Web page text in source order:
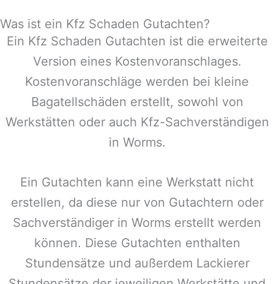
Was ist ein Kfz Schaden Gutachten?
Ein Kfz Schaden Gutachten ist die erweiterte
Version eines Kostenvoranschlages.
Kostenvoranschläge werden bei kleine
Bagatellschäden erstellt, sowohl von
Werkstätten oder auch Kfz-Sachverständigen
in Worms.
Ein Gutachten kann eine Werkstatt nicht
erstellen, da diese nur von Gutachtern oder
Sachverständiger in Worms erstellt werden
können. Diese Gutachten enthalten
Stundensätze und außerdem Lackierer